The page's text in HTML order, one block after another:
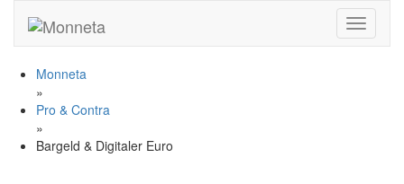
Toggle
Monneta
»
Pro & Contra
»
Bargeld & Digitaler Euro